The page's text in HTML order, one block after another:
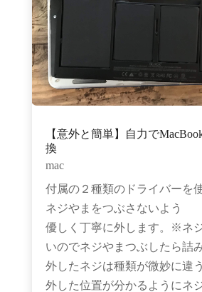
【意外と簡単】自力で
換
mac
付属の２種類のドライバーを
ネジやまをつぶさないよう
優しく丁寧に外します。※ネ
いのでネジやまつぶしたら詰
外したネジは種類が微妙に違
外した位置が分かるようにネ